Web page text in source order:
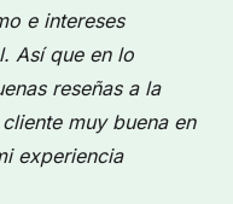
e intereses
Así que en lo
reseñas a la
muy buena en
experiencia